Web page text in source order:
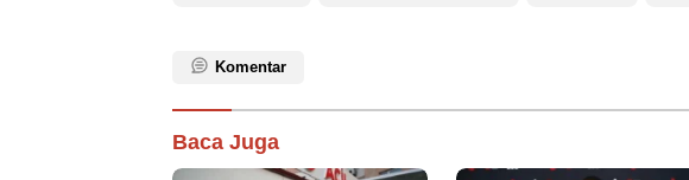
Komentar
Baca Juga